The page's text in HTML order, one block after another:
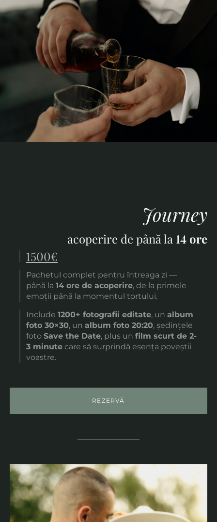
Journey
acoperire de până la 14 ore
1500€
Pachetul complet pentru întreaga zi —
până la 14 ore de acoperire, de la primele
emoții până la momentul tortului.
Include 1200+ fotografii editate, un album
foto 30×30, un album foto 20:20, ședințele
foto Save the Date, plus un film scurt de 2-
3 minute care să surprindă esența poveștii
voastre.
REZERVĂ